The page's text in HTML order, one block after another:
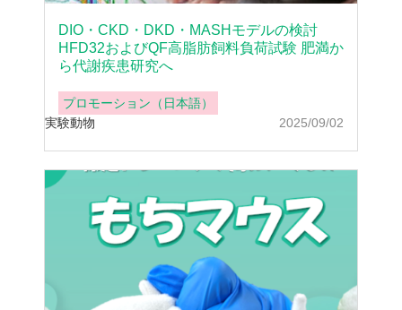
2025/09/02
DIO・CKD・DKD・MASHモデルの検討
HFD32およびQF高脂肪飼料負荷試験 肥満か
ら代謝疾患研究へ
プロモーション（日本語）
実験動物